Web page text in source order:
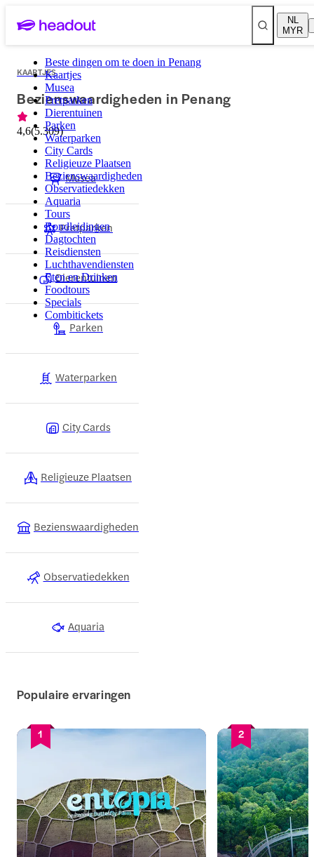
NL
MYR
Beste dingen om te doen in Penang
Kaartjes
Musea
Pretparken
Dierentuinen
Parken
Waterparken
City Cards
Religieuze Plaatsen
Bezienswaardigheden
Observatiedekken
Aquaria
Tours
Rondleidingen
Dagtochten
Reisdiensten
Luchthavendiensten
Eten en Drinken
Foodtours
Specials
Combitickets
KAARTJES
Bezienswaardigheden in Penang
4,6(5.309)
Musea
Pretparken
Dierentuinen
Parken
Waterparken
City Cards
Religieuze Plaatsen
Bezienswaardigheden
Observatiedekken
Aquaria
Populaire ervaringen
1 2